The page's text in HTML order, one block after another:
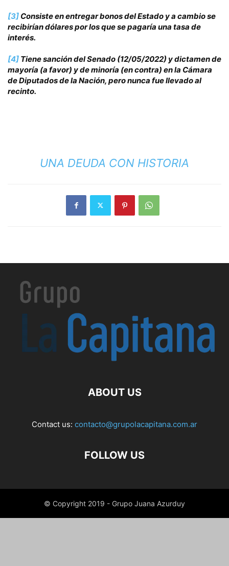
[3] Consiste en entregar bonos del Estado y a cambio se
recibirían dólares por los que se pagaría una tasa de
interés.
[4] Tiene sanción del Senado (12/05/2022) y dictamen de
mayoría (a favor) y de minoría (en contra) en la Cámara
de Diputados de la Nación, pero nunca fue llevado al
recinto.
UNA DEUDA CON HISTORIA
ABOUT US
Contact us: contacto@grupolacapitana.com.ar
FOLLOW US
© Copyright 2019 - Grupo Juana Azurduy